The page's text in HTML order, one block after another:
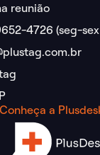
reunião
4726 (seg-
Conheça a